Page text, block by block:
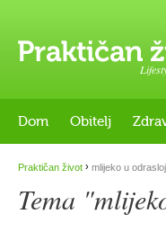
Dom Obitelj
Praktičan život › mlijeko u
Tema